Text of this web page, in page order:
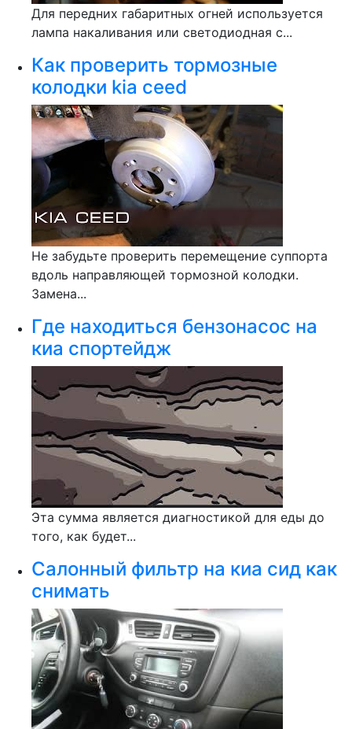
Для передних габаритных огней используется
лампа накаливания или светодиодная с...
Как проверить тормозные
колодки kia ceed
Не забудьте проверить перемещение суппорта
вдоль направляющей тормозной колодки.
Замена...
Где находиться бензонасос на
киа спортейдж
Эта сумма является диагностикой для еды до
того, как будет...
Салонный фильтр на киа сид как
снимать